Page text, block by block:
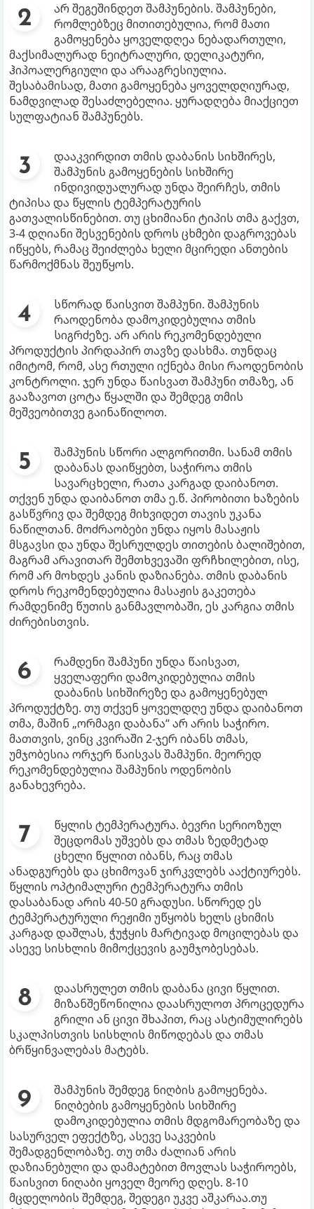
არ შეგეშინდეთ შამპუნების. შამპუნები,
რომლებზეც მითითებულია, რომ მათი
გამოყენება ყოველდღეა ნებადართული,
მაქსიმალურად ნეიტრალური, დელიკატური,
ჰიპოალერგიული და არააგრესიულია.
შესაბამისად, მათი გამოყენება ყოველდღიურად,
ნამდვილად შესაძლებელია. ყურადღება მიაქციეთ
სულფატიან შამპუნებს.
დააკვირდით თმის დაბანის სიხშირეს,
შამპუნის გამოყენების სიხშირე
ინდივიდუალურად უნდა შეირჩეს, თმის
ტიპისა და წყლის ტემპერატურის
გათვალისწინებით. თუ ცხიმიანი ტიპის თმა გაქვთ,
3-4 დღიანი შესვენების დროს ცხმები დაგროვებას
იწყებს, რამაც შეიძლება ხელი მცირედი ანთების
წარმოქმნას შეუწყოს.
სწორად წაისვით შამპუნი. შამპუნის
რაოდენობა დამოკიდებულია თმის
სიგრძეზე. არ არის რეკომენდებული
პროდუქტის პირდაპირ თავზე დასხმა. თუნდაც
იმიტომ, რომ, ასე რთული იქნება მისი რაოდენობის
კონტროლი. ჯერ უნდა წაისვათ შამპუნი თმაზე, ან
გააზავოთ ცოტა წყალში და შემდეგ თმის
მეშვეობითვე გაინაწილოთ.
შამპუნის სწორი ალგორითმი. სანამ თმის
დაბანას დაიწყებთ, საჭიროა თმის
სავარცხელი, რათა კარგად დაიბანოთ.
თქვენ უნდა დაიბანოთ თმა ე.წ. პირობითი ხაზების
გასწვრივ და შემდეგ მიხვიდეთ თავის უკანა
ნაწილთან. მოძრაობები უნდა იყოს მასაჟის
მსგავსი და უნდა შესრულდეს თითების ბალიშებით,
მაგრამ არავითარ შემთხვევაში ფრჩხილებით, ისე,
რომ არ მოხდეს კანის დაზიანება. თმის დაბანის
დროს რეკომენდებულია მასაჟის გაკეთება
რამდენიმე წუთის განმავლობაში, ეს კარგია თმის
ძირებისთვის.
რამდენი შამპუნი უნდა წაისვათ,
ყველაფერი დამოკიდებულია თმის
დაბანის სიხშირეზე და გამოყენებულ
პროდუქტზე. თუ თქვენ ყოველდღე უნდა დაიბანოთ
თმა, მაშინ „ორმაგი დაბანა“ არ არის საჭირო.
მათთვის, ვინც კვირაში 2-ჯერ იბანს თმას,
უმჯობესია ორჯერ წაისვას შამპუნი. მეორედ
რეკომენდებულია შამპუნის ოდენობის
განახევრება.
წყლის ტემპერატურა. ბევრი სერიოზულ
შეცდომას უშვებს და თმას ზედმეტად
ცხელი წყლით იბანს, რაც თმას
ანადგურებს და ცხიმოვან ჯირკვლებს ააქტიურებს.
წყლის ოპტიმალური ტემპერატურა თმის
დასაბანად არის 40-50 გრადუსი. სწორედ ეს
ტემპერატურული რეჟიმი უწყობს ხელს ცხიმის
კარგად დაშლას, ჭუჭყის მარტივად მოცილებას და
ასევე სისხლის მიმოქცევის გაუმჯობესებას.
დაასრულეთ თმის დაბანა ცივი წყლით.
მიზანშეწონილია დაასრულოთ პროცედურა
გრილი ან ცივი შხაპით, რაც ასტიმულირებს
სკალპისთვის სისხლის მიწოდებას და თმას
ბრწყინვალებას მატებს.
შამპუნის შემდეგ ნიღბის გამოყენება.
ნიღბების გამოყენების სიხშირე
დამოკიდებულია თმის მდგომარეობაზე და
სასურველ ეფექტზე, ასევე საკვების
შემადგენლობაზე. თუ თმა ძალიან არის
დაზიანებული და დამატებით მოვლას საჭიროებს,
წაისვით ნიღაბი ყოველ მეორე დღეს. 8-10
მცდელობის შემდეგ, შედეგი უკვე აშკარაა.თუ